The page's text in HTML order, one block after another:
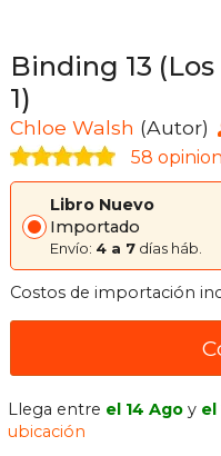
Binding 13
1)
Chloe Walsh (Autor)
58
Libro Nuevo
Importado
Envío: 4 a 7 días háb.
Costos de importación
Llega entre el 14 Ago y el
ubicación